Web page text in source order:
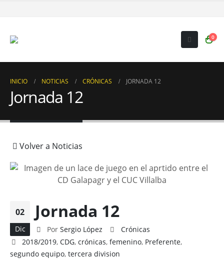
0
INICIO NOTICIAS CRÓNICAS JORNADA 12
Jornada 12
Volver a Noticias
02
Dic
Jornada 12
Por Sergio López
Crónicas
2018/2019,CDG,crónicas,femenino, Preferente,
segundo equipo, tercera division